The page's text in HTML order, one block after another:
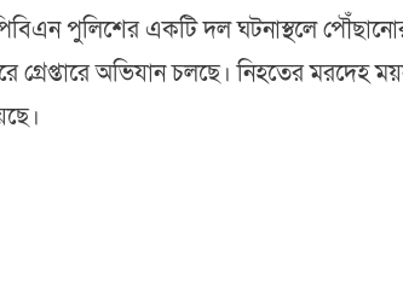
পুলিশের একটি দল ঘটনাস্থলে
গ্রেপ্তারে অভিযান চলছে। নিহতের মরদেহ